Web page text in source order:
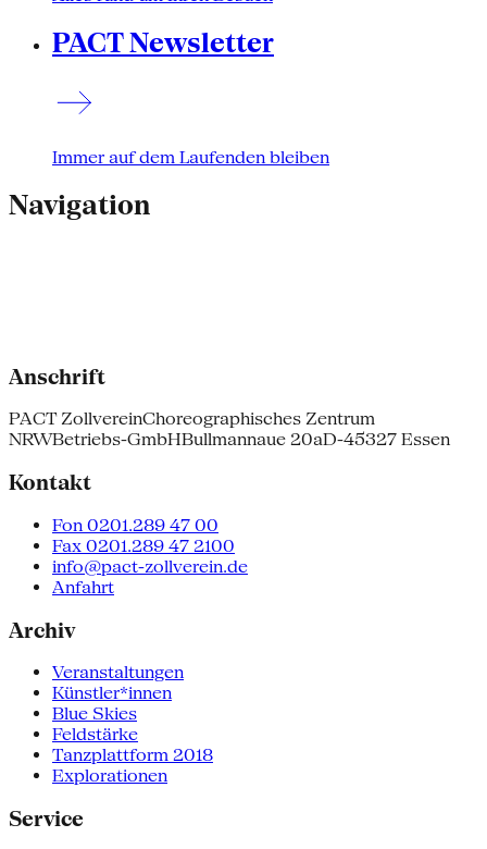
PACT Newsletter
Immer auf dem Laufenden bleiben
Navigation
Anschrift
PACT ZollvereinChoreographisches Zentrum
NRWBetriebs-GmbHBullmannaue 20aD-45327 Essen
Kontakt
Fon 0201.289 47 00
Fax 0201.289 47 2100
info@pact-zollverein.de
Anfahrt
Archiv
Veranstaltungen
Künstler*innen
Blue Skies
Feldstärke
Tanzplattform 2018
Explorationen
Service